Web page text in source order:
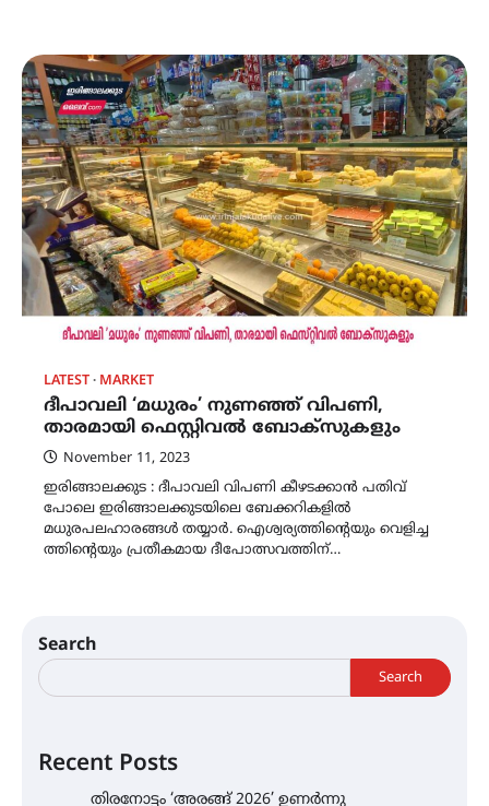
LATEST MARKET
ദീപാവലി ‘മധുരം’ നുണഞ്ഞ് വിപണി,
താരമായി ഫെസ്റ്റിവൽ ബോക്സുകളും
November 11, 2023
ഇരിങ്ങാലക്കുട : ദീപാവലി വിപണി കീഴടക്കാൻ പതിവ്
പോലെ ഇരിങ്ങാലക്കുടയിലെ ബേക്കറികളിൽ
മധുരപലഹാരങ്ങൾ തയ്യാർ. ഐ​ശ്വ​ര്യ​ത്തി​ന്റെ​യും വെ​ളി​ച്ച​
ത്തി​ന്റെ​യും പ്ര​തീ​ക​മാ​യ ദീ​പോ​ത്സ​വ​ത്തി​ന്…
Search
Search
Recent Posts
തിരനോട്ടം ‘അരങ്ങ് 2026’ ഉണർന്നു